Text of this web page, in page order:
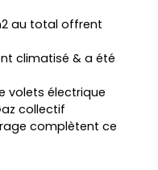
au total offrent
climatisé & a été
volets électrique
collectif
complètent ce